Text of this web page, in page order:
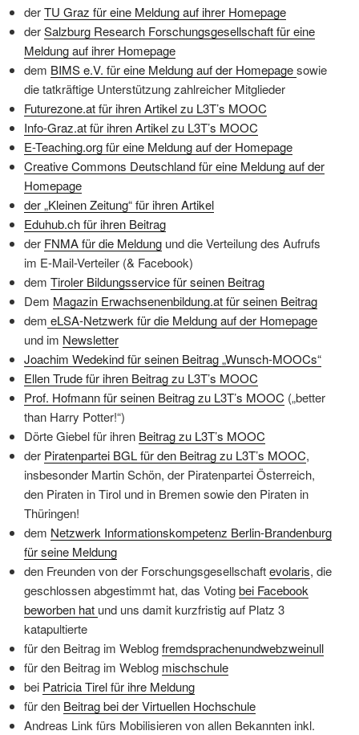
derTU Graz für eine Meldung auf ihrer Homepage
derSalzburg Research Forschungsgesellschaft für eine
Meldung auf ihrer Homepage
dem BIMS e.V. für eine Meldung auf der Homepagesowie
die tatkräftige Unterstützung zahlreicher Mitglieder
Futurezone.at für ihren Artikel zu L3T’s MOOC
Info-Graz.at für ihren Artikel zu L3T’s MOOC
E-Teaching.org für eine Meldung auf der Homepage
Creative Commons Deutschland für eine Meldung auf der
Homepage
der „Kleinen Zeitung“ für ihren Artikel
Eduhub.ch für ihren Beitrag
der FNMA für die Meldung und die Verteilung des Aufrufs
im E-Mail-Verteiler (& Facebook)
dem Tiroler Bildungsservice für seinen Beitrag
Dem Magazin Erwachsenenbildung.at für seinen Beitrag
dem eLSA-Netzwerk für die Meldung auf der Homepage
und im Newsletter
Joachim Wedekind für seinen Beitrag „Wunsch-MOOCs“
Ellen Trude für ihren Beitrag zu L3T’s MOOC
Prof. Hofmann für seinen Beitrag zu L3T’s MOOC („better
than Harry Potter!“)
Dörte Giebel für ihren Beitrag zu L3T’s MOOC
der Piratenpartei BGL für den Beitrag zu L3T’s MOOC,
insbesonder Martin Schön, der Piratenpartei Österreich,
den Piraten in Tirol und in Bremen sowie den Piraten in
Thüringen!
dem Netzwerk Informationskompetenz Berlin-Brandenburg
für seine Meldung
den Freunden von der Forschungsgesellschaftevolaris, die
geschlossen abgestimmt hat, das Votingbei Facebook
beworben hat und uns damit kurzfristig auf Platz 3
katapultierte
für den Beitrag im Weblogfremdsprachenundwebzweinull
für den Beitrag im Weblog mischschule
bei Patricia Tirel für ihre Meldung
für den Beitrag bei der Virtuellen Hochschule
Andreas Link fürs Mobilisieren von allen Bekannten inkl.